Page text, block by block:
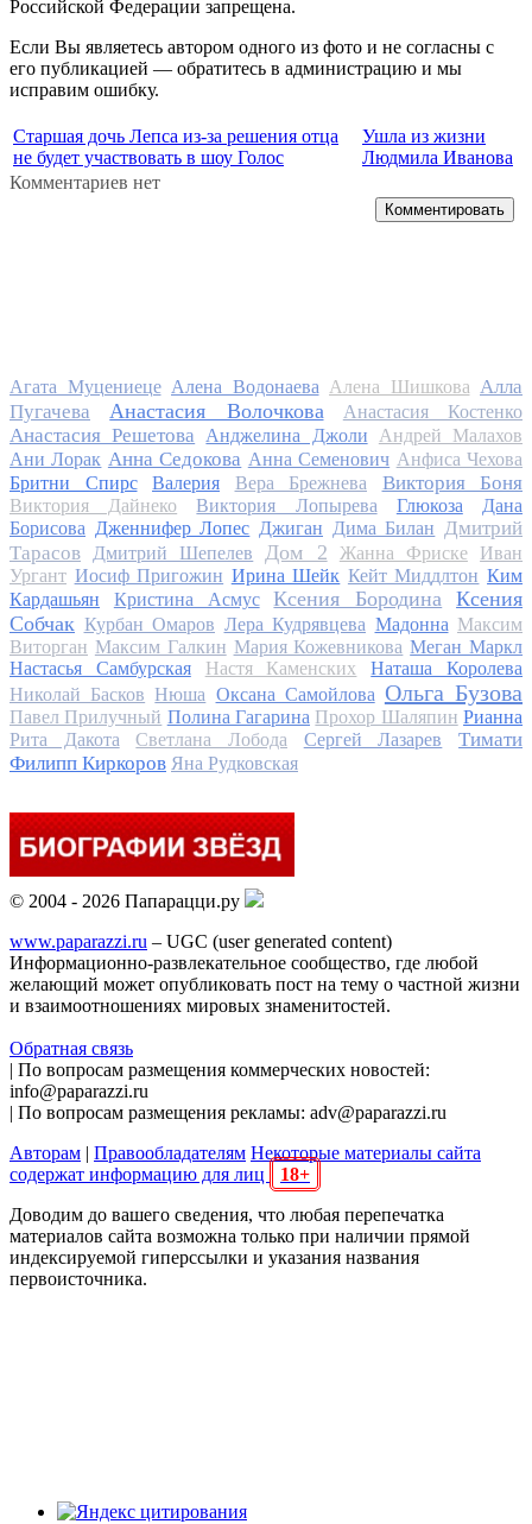
Российской Федерации запрещена.
Если Вы являетесь автором одного из фото и не согласны с
его публикацией — обратитесь в администрацию и мы
исправим ошибку.
Старшая дочь Лепса из-за решения отца
не будет участвовать в шоу Голос
Ушла из жизни
Людмила Иванова
Комментариев нет
Комментировать
Агата Муцениеце Алена Водонаева Алена Шишкова Алла
Пугачева
Анастасия Волочкова Анастасия Костенко
Анастасия Решетова Анджелина Джоли
Андрей Малахов
Ани Лорак Анна Седокова Анна Семенович Анфиса Чехова
Бритни Спирс
Валерия Вера Брежнева Виктория Боня
Виктория Дайнеко Виктория Лопырева Глюкоза
Дана
Борисова Дженнифер Лопес Джиган Дима Билан Дмитрий
Тарасов
Дмитрий Шепелев Дом 2 Жанна Фриске
Иван
Ургант Иосиф Пригожин Ирина Шейк Кейт Миддлтон Ким
Кардашьян
Кристина Асмус Ксения Бородина
Ксения
Собчак Курбан Омаров Лера Кудрявцева Мадонна Максим
Виторган Максим Галкин Мария Кожевникова Меган Маркл
Настасья Самбурская
Настя Каменских
Наташа Королева
Николай Басков Нюша Оксана Самойлова Ольга Бузова
Павел Прилучный Полина Гагарина Прохор Шаляпин Рианна
Рита Дакота
Светлана Лобода Сергей Лазарев
Тимати
Филипп Киркоров Яна Рудковская
© 2004 - 2026 Папарацци.ру
www.paparazzi.ru – UGC (user generated content)
Информационно-развлекательное сообщество, где любой
желающий может опубликовать пост на тему о частной жизни
и взаимоотношениях мировых знаменитостей.
Обратная связь
| По вопросам размещения коммерческих новостей:
info@paparazzi.ru
| По вопросам размещения рекламы: adv@paparazzi.ru
Авторам | Правообладателям Некоторые материалы сайта
содержат информацию для лиц
18+
Доводим до вашего сведения, что любая перепечатка
материалов сайта возможна только при наличии прямой
индексируемой гиперссылки и указания названия
первоисточника.